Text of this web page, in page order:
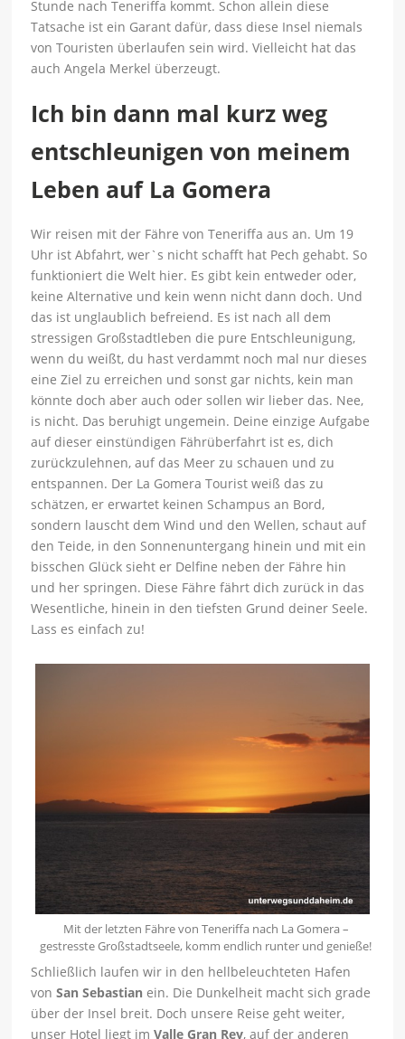
Stunde nach Teneriffa kommt. Schon allein diese
Tatsache ist ein Garant dafür, dass diese Insel niemals
von Touristen überlaufen sein wird. Vielleicht hat das
auch Angela Merkel überzeugt.
Ich bin dann mal kurz weg
entschleunigen von meinem
Leben auf La Gomera
Wir reisen mit der Fähre von Teneriffa aus an. Um 19
Uhr ist Abfahrt, wer`s nicht schafft hat Pech gehabt. So
funktioniert die Welt hier. Es gibt kein entweder oder,
keine Alternative und kein wenn nicht dann doch. Und
das ist unglaublich befreiend. Es ist nach all dem
stressigen Großstadtleben die pure Entschleunigung,
wenn du weißt, du hast verdammt noch mal nur dieses
eine Ziel zu erreichen und sonst gar nichts, kein man
könnte doch aber auch oder sollen wir lieber das. Nee,
is nicht. Das beruhigt ungemein. Deine einzige Aufgabe
auf dieser einstündigen Fährüberfahrt ist es, dich
zurückzulehnen, auf das Meer zu schauen und zu
entspannen. Der La Gomera Tourist weiß das zu
schätzen, er erwartet keinen Schampus an Bord,
sondern lauscht dem Wind und den Wellen, schaut auf
den Teide, in den Sonnenuntergang hinein und mit ein
bisschen Glück sieht er Delfine neben der Fähre hin
und her springen. Diese Fähre fährt dich zurück in das
Wesentliche, hinein in den tiefsten Grund deiner Seele.
Lass es einfach zu!
Mit der letzten Fähre von Teneriffa nach La Gomera –
gestresste Großstadtseele, komm endlich runter und genieße!
Schließlich laufen wir in den hellbeleuchteten Hafen
von San Sebastian ein. Die Dunkelheit macht sich grade
über der Insel breit. Doch unsere Reise geht weiter,
unser Hotel liegt imValle Gran Rey, auf der anderen